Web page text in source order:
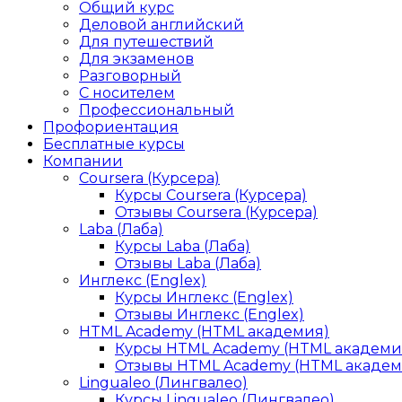
Общий курс
Деловой английский
Для путешествий
Для экзаменов
Разговорный
С носителем
Профессиональный
Профориентация
Бесплатные курсы
Компании
Coursera (Курсера)
Курсы Coursera (Курсера)
Отзывы Coursera (Курсера)
Laba (Лаба)
Курсы Laba (Лаба)
Отзывы Laba (Лаба)
Инглекс (Englex)
Курсы Инглекс (Englex)
Отзывы Инглекс (Englex)
HTML Academy (HTML академия)
Курсы HTML Academy (HTML
Отзывы HTML Academy (HTML
Lingualeo (Лингвалео)